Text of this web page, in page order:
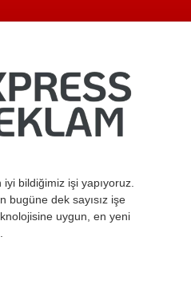
bildiğimiz işi yapıyoruz.
bugüne dek sayısız işe
uygun, en yeni